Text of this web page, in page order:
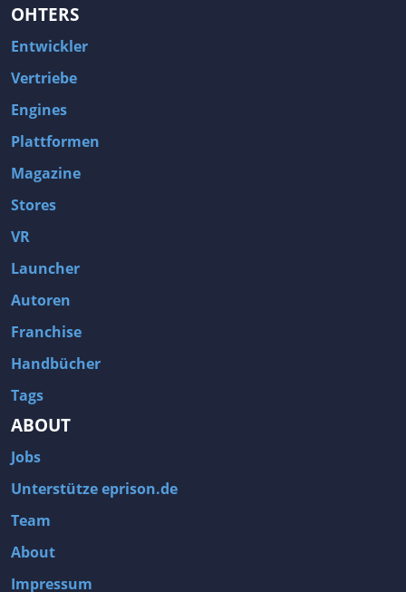
OHTERS
Entwickler
Vertriebe
Engines
Plattformen
Magazine
Stores
VR
Launcher
Autoren
Franchise
Handbücher
Tags
ABOUT
Jobs
Unterstütze eprison.de
Team
About
Impressum